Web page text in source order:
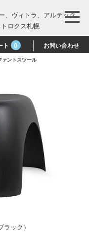
ト 0 お問い合わせ
ァントスツール
ック）